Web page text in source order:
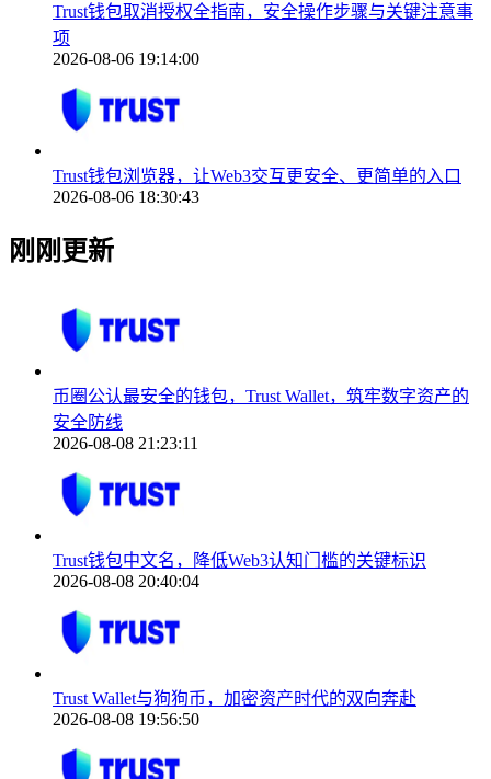
Trust钱包取消授权全指南，安全操作步骤与关键注意事
项
2026-08-06 19:14:00
Trust钱包浏览器，让Web3交互更安全、更简单的入口
2026-08-06 18:30:43
刚刚更新
币圈公认最安全的钱包，Trust Wallet，筑牢数字资产的
安全防线
2026-08-08 21:23:11
Trust钱包中文名，降低Web3认知门槛的关键标识
2026-08-08 20:40:04
Trust Wallet与狗狗币，加密资产时代的双向奔赴
2026-08-08 19:56:50